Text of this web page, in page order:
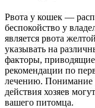
Рвота у кошек —
беспокойство у
является рвота
указывать на
факторы,
рекомендации по
лечению. Понимание
действия хозяев
вашего питомца.